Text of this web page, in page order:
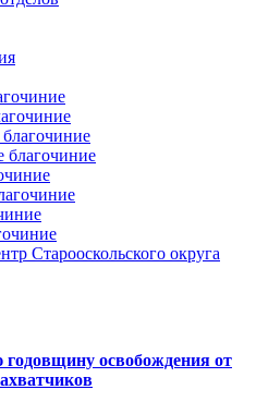
благочиние
благочиние
Старооскольского округа
годовщину освобождения от